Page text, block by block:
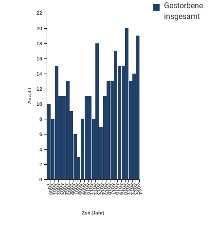
Gestorbene
insgesamt
Zeit (Jahr)
200020012002200320042005200620072008200920102011201220132014201520162017201820192020202120222023
2024
Anzahl
0
2
4
6
8
10
12
14
16
18
20
22